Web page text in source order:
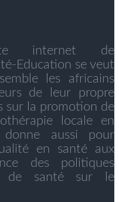
site internet de
Education se veut
les africains
de leur propre
sur la promotion de
locale en
aussi pour
en santé aux
des politiques
de santé sur le